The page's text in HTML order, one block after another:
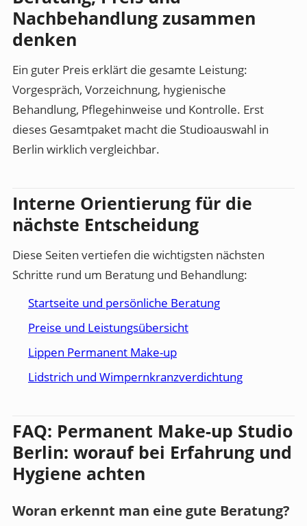
Nachbehandlung zusammen
denken
Ein guter Preis erklärt die gesamte Leistung:
Vorgespräch, Vorzeichnung, hygienische
Behandlung, Pflegehinweise und Kontrolle. Erst
dieses Gesamtpaket macht die Studioauswahl in
Berlin wirklich vergleichbar.
Interne Orientierung für die
nächste Entscheidung
Diese Seiten vertiefen die wichtigsten nächsten
Schritte rund um Beratung und Behandlung:
Startseite und persönliche Beratung
Preise und Leistungsübersicht
Lippen Permanent Make-up
Lidstrich und Wimpernkranzverdichtung
FAQ: Permanent Make-up Studio
Berlin: worauf bei Erfahrung und
Hygiene achten
Woran erkennt man eine gute Beratung?